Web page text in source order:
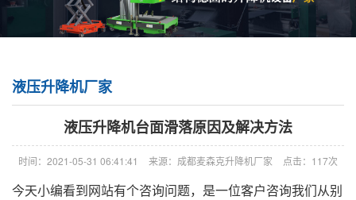
液压升降机厂家
液压升降机台面滑落原因及解决方法
时间：2021-05-31 06:41:41 来源：成都麦森克升降机厂家 点击：117次
今天小编看到网站有个咨询问题，是一位客户咨询我们从别